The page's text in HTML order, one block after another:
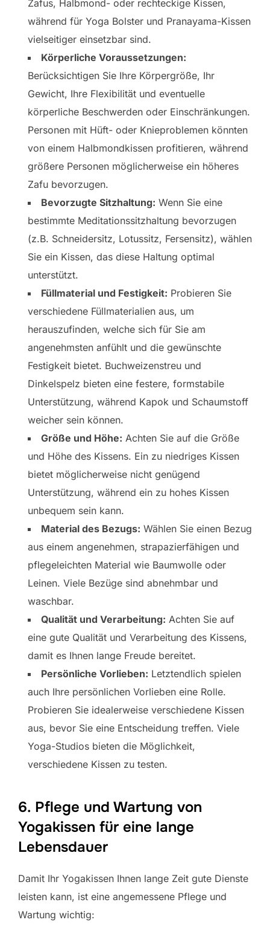
Zafus, Halbmond- oder rechteckige Kissen,
während für Yoga Bolster und Pranayama-Kissen
vielseitiger einsetzbar sind.
Körperliche Voraussetzungen:
Berücksichtigen Sie Ihre Körpergröße, Ihr
Gewicht, Ihre Flexibilität und eventuelle
körperliche Beschwerden oder Einschränkungen.
Personen mit Hüft- oder Knieproblemen könnten
von einem Halbmondkissen profitieren, während
größere Personen möglicherweise ein höheres
Zafu bevorzugen.
Bevorzugte Sitzhaltung: Wenn Sie eine
bestimmte Meditationssitzhaltung bevorzugen
(z.B. Schneidersitz, Lotussitz, Fersensitz), wählen
Sie ein Kissen, das diese Haltung optimal
unterstützt.
Füllmaterial und Festigkeit: Probieren Sie
verschiedene Füllmaterialien aus, um
herauszufinden, welche sich für Sie am
angenehmsten anfühlt und die gewünschte
Festigkeit bietet. Buchweizenstreu und
Dinkelspelz bieten eine festere, formstabile
Unterstützung, während Kapok und Schaumstoff
weicher sein können.
Größe und Höhe: Achten Sie auf die Größe
und Höhe des Kissens. Ein zu niedriges Kissen
bietet möglicherweise nicht genügend
Unterstützung, während ein zu hohes Kissen
unbequem sein kann.
Material des Bezugs: Wählen Sie einen Bezug
aus einem angenehmen, strapazierfähigen und
pflegeleichten Material wie Baumwolle oder
Leinen. Viele Bezüge sind abnehmbar und
waschbar.
Qualität und Verarbeitung: Achten Sie auf
eine gute Qualität und Verarbeitung des Kissens,
damit es Ihnen lange Freude bereitet.
Persönliche Vorlieben: Letztendlich spielen
auch Ihre persönlichen Vorlieben eine Rolle.
Probieren Sie idealerweise verschiedene Kissen
aus, bevor Sie eine Entscheidung treffen. Viele
Yoga-Studios bieten die Möglichkeit,
verschiedene Kissen zu testen.
6. Pflege und Wartung von
Yogakissen für eine lange
Lebensdauer
Damit Ihr Yogakissen Ihnen lange Zeit gute Dienste
leisten kann, ist eine angemessene Pflege und
Wartung wichtig: